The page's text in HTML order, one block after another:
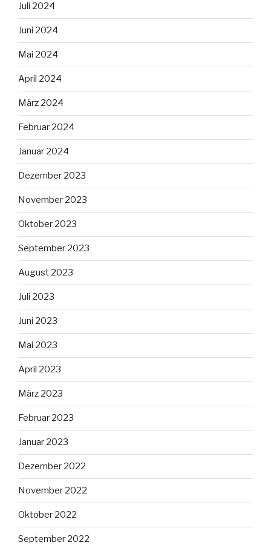
Juli 2024
Juni 2024
Mai 2024
April 2024
März 2024
Februar 2024
Januar 2024
Dezember 2023
November 2023
Oktober 2023
September 2023
August 2023
Juli 2023
Juni 2023
Mai 2023
April 2023
März 2023
Februar 2023
Januar 2023
Dezember 2022
November 2022
Oktober 2022
September 2022